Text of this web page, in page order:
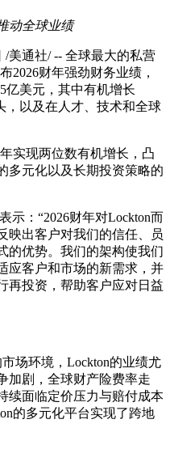
动全球业绩
/美通社/ -- 全球最大的私营
2026财年强劲财务业绩，
亿美元，其中有机增长
，以及在人才、技术和全球
实现两位数有机增长，凸
多元化以及长期投资策略的
示：“2026财年对Lockton而
映出客户对我们的信任、员
的优势。我们的架构使我们
应客户和市场的新需求，并
再投资，帮助客户应对日益
场环境，Lockton的业绩尤
加剧，全球财产险费率走
续面临定价压力与赔付成本
的多元化平台实现了跨地